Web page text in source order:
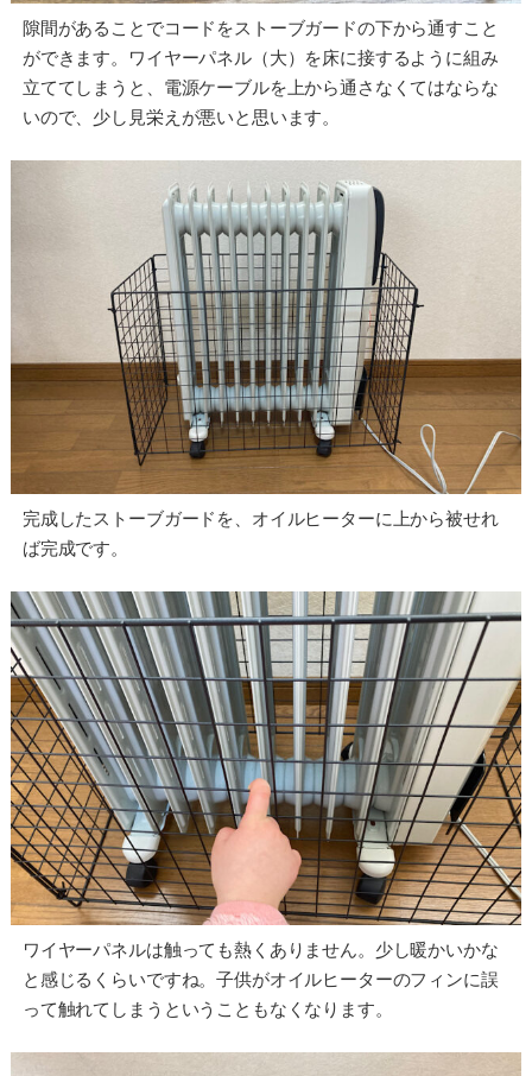
隙間があることでコードをストーブガードの下から通すこと
ができます。ワイヤーパネル（大）を床に接するように組み
立ててしまうと、電源ケーブルを上から通さなくてはならな
いので、少し見栄えが悪いと思います。
完成したストーブガードを、オイルヒーターに上から被せれ
ば完成です。
ワイヤーパネルは触っても熱くありません。少し暖かいかな
と感じるくらいですね。子供がオイルヒーターのフィンに誤
って触れてしまうということもなくなります。